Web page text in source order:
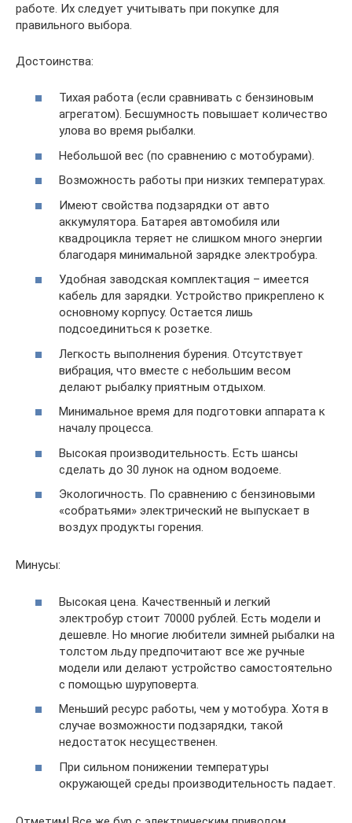
работе. Их следует учитывать при покупке для
правильного выбора.
Достоинства:
Тихая работа (если сравнивать с бензиновым
агрегатом). Бесшумность повышает количество
улова во время рыбалки.
Небольшой вес (по сравнению с мотобурами).
Возможность работы при низких температурах.
Имеют свойства подзарядки от авто
аккумулятора. Батарея автомобиля или
квадроцикла теряет не слишком много энергии
благодаря минимальной зарядке электробура.
Удобная заводская комплектация – имеется
кабель для зарядки. Устройство прикреплено к
основному корпусу. Остается лишь
подсоединиться к розетке.
Легкость выполнения бурения. Отсутствует
вибрация, что вместе с небольшим весом
делают рыбалку приятным отдыхом.
Минимальное время для подготовки аппарата к
началу процесса.
Высокая производительность. Есть шансы
сделать до 30 лунок на одном водоеме.
Экологичность. По сравнению с бензиновыми
«собратьями» электрический не выпускает в
воздух продукты горения.
Минусы:
Высокая цена. Качественный и легкий
электробур стоит 70000 рублей. Есть модели и
дешевле. Но многие любители зимней рыбалки на
толстом льду предпочитают все же ручные
модели или делают устройство самостоятельно
с помощью шуруповерта.
Меньший ресурс работы, чем у мотобура. Хотя в
случае возможности подзарядки, такой
недостаток несущественен.
При сильном понижении температуры
окружающей среды производительность падает.